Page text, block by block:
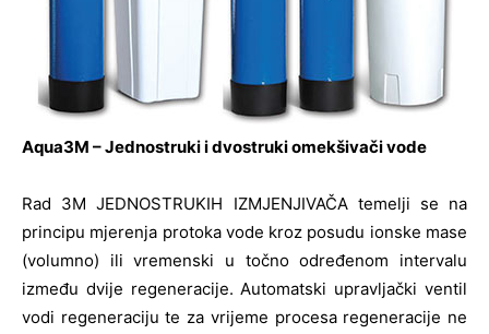
Aqua3M – Jednostruki i dvostruki omekšivači vode
Rad 3M JEDNOSTRUKIH IZMJENJIVAČA temelji se na
principu mjerenja protoka vode kroz posudu ionske mase
(volumno) ili vremenski u točno određenom intervalu
između dvije regeneracije. Automatski upravljački ventil
vodi regeneraciju te za vrijeme procesa regeneracije ne